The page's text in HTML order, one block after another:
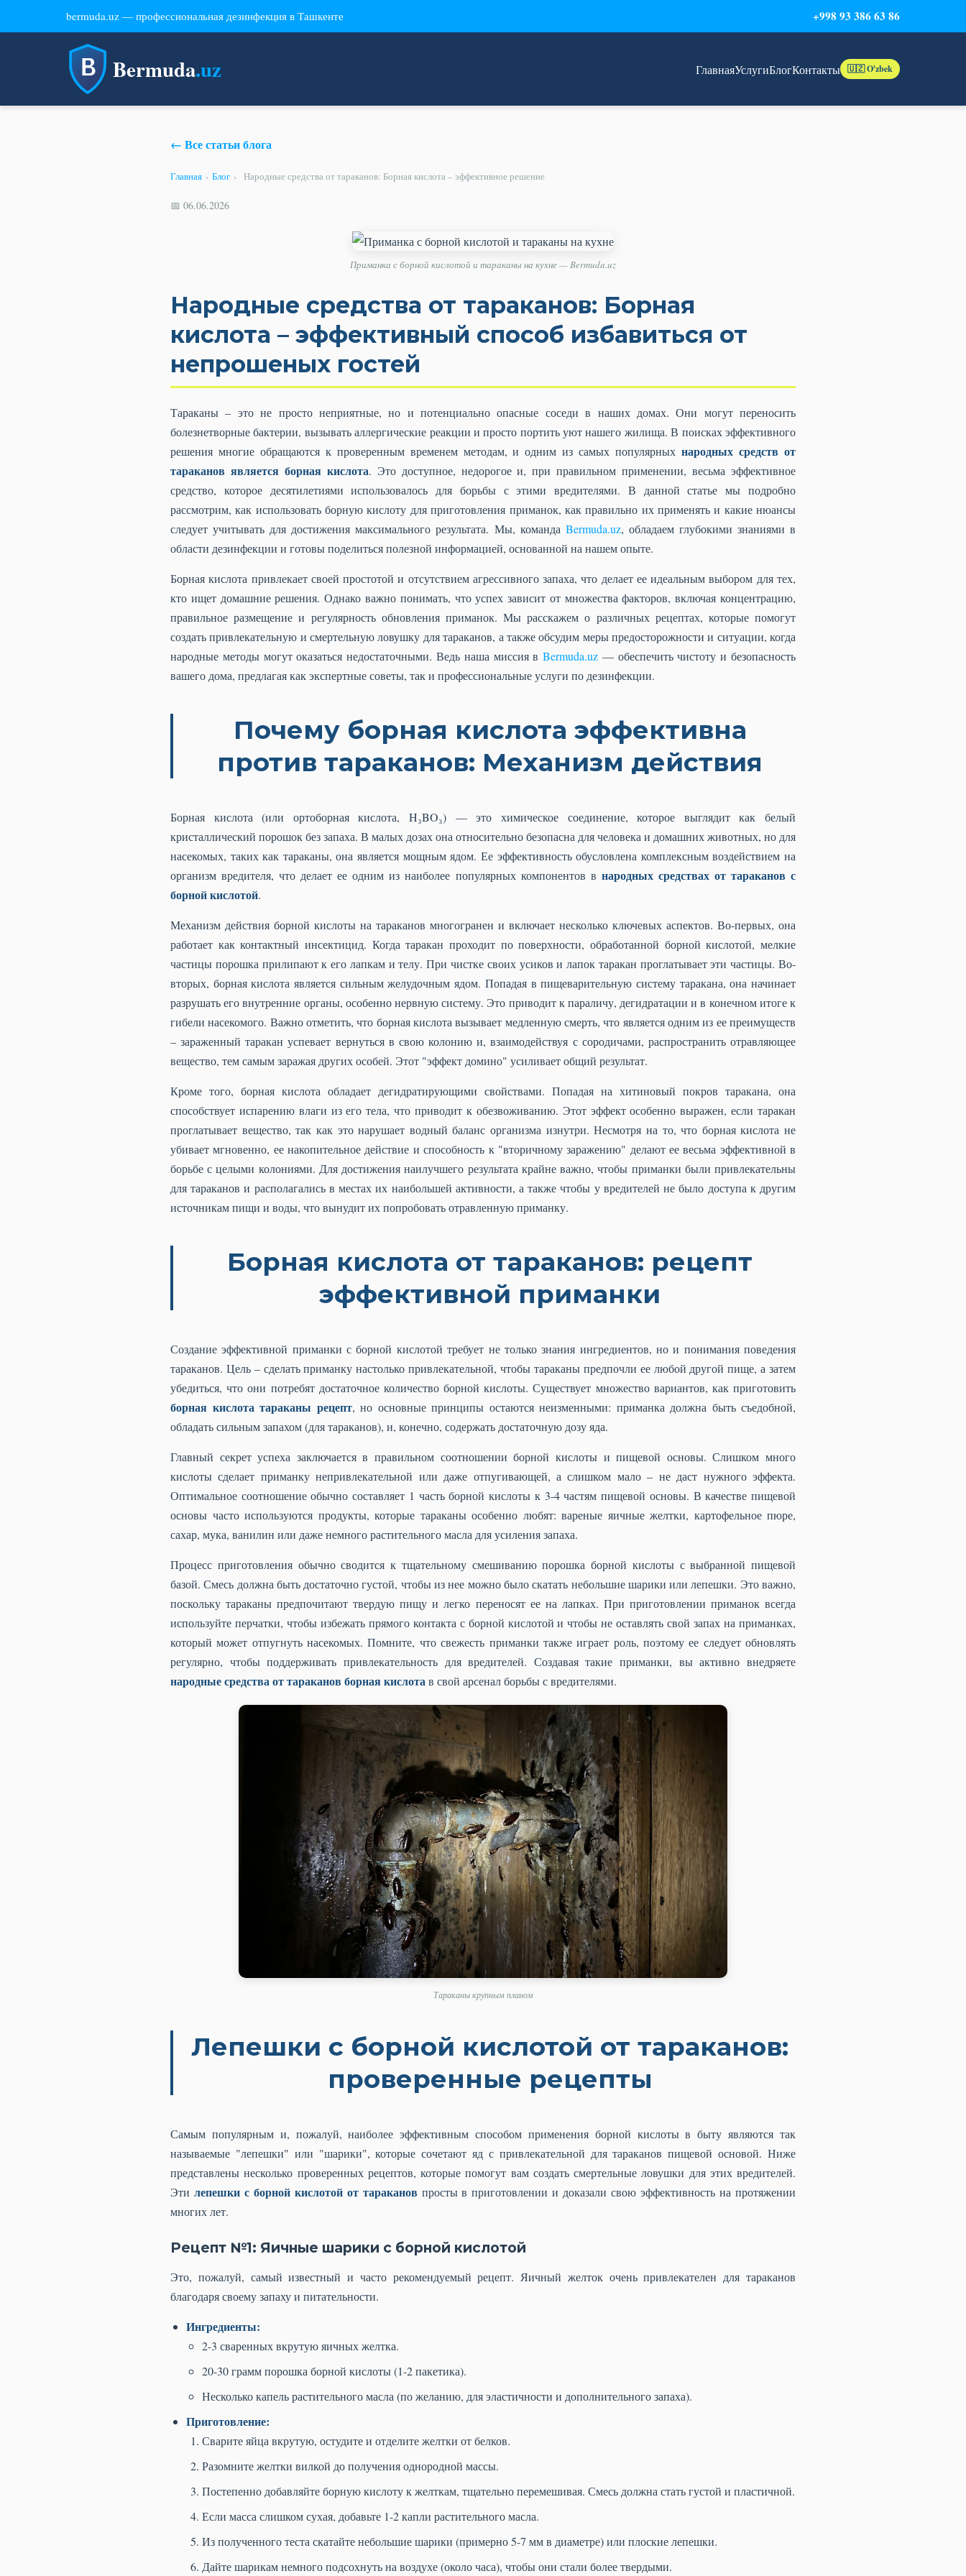
bermuda.uz — профессиональная дезинфекция в Ташкенте +998 93 386 63 86
Bermuda.uz ГлавнаяУслугиБлогКонтакты 🇺🇿 O'zbek
← Все статьи блога
Главная › Блог › Народные средства от тараканов: Борная кислота – эффективное решение
📅 06.06.2026
Приманка с борной кислотой и тараканы на кухне — Bermuda.uz
Народные средства от тараканов: Борная
кислота – эффективный способ избавиться от
непрошеных гостей
Тараканы – это не просто неприятные, но и потенциально опасные соседи в наших домах. Они могут переносить
болезнетворные бактерии, вызывать аллергические реакции и просто портить уют нашего жилища. В поисках эффективного
решения многие обращаются к проверенным временем методам, и одним из самых популярныхнародных средств от
тараканов является борная кислота. Это доступное, недорогое и, при правильном применении, весьма эффективное
средство, которое десятилетиями использовалось для борьбы с этими вредителями. В данной статье мы подробно
рассмотрим, как использовать борную кислоту для приготовления приманок, как правильно их применять и какие нюансы
следует учитывать для достижения максимального результата. Мы, команда Bermuda.uz, обладаем глубокими знаниями в
области дезинфекции и готовы поделиться полезной информацией, основанной на нашем опыте.
Борная кислота привлекает своей простотой и отсутствием агрессивного запаха, что делает ее идеальным выбором для тех,
кто ищет домашние решения. Однако важно понимать, что успех зависит от множества факторов, включая концентрацию,
правильное размещение и регулярность обновления приманок. Мы расскажем о различных рецептах, которые помогут
создать привлекательную и смертельную ловушку для тараканов, а также обсудим меры предосторожности и ситуации, когда
народные методы могут оказаться недостаточными. Ведь наша миссия вBermuda.uz — обеспечить чистоту и безопасность
вашего дома, предлагая как экспертные советы, так и профессиональные услуги по дезинфекции.
Почему борная кислота эффективна
против тараканов: Механизм действия
Борная кислота (или ортоборная кислота, H₃BO₃) — это химическое соединение, которое выглядит как белый
кристаллический порошок без запаха. В малых дозах она относительно безопасна для человека и домашних животных, но для
насекомых, таких как тараканы, она является мощным ядом. Ее эффективность обусловлена комплексным воздействием на
организм вредителя, что делает ее одним из наиболее популярных компонентов в народных средствах от тараканов с
борной кислотой.
Механизм действия борной кислоты на тараканов многогранен и включает несколько ключевых аспектов. Во-первых, она
работает как контактный инсектицид. Когда таракан проходит по поверхности, обработанной борной кислотой, мелкие
частицы порошка прилипают к его лапкам и телу. При чистке своих усиков и лапок таракан проглатывает эти частицы. Во-
вторых, борная кислота является сильным желудочным ядом. Попадая в пищеварительную систему таракана, она начинает
разрушать его внутренние органы, особенно нервную систему. Это приводит к параличу, дегидратации и в конечном итоге к
гибели насекомого. Важно отметить, что борная кислота вызывает медленную смерть, что является одним из ее преимуществ
– зараженный таракан успевает вернуться в свою колонию и, взаимодействуя с сородичами, распространить отравляющее
вещество, тем самым заражая других особей. Этот "эффект домино" усиливает общий результат.
Кроме того, борная кислота обладает дегидратирующими свойствами. Попадая на хитиновый покров таракана, она
способствует испарению влаги из его тела, что приводит к обезвоживанию. Этот эффект особенно выражен, если таракан
проглатывает вещество, так как это нарушает водный баланс организма изнутри. Несмотря на то, что борная кислота не
убивает мгновенно, ее накопительное действие и способность к "вторичному заражению" делают ее весьма эффективной в
борьбе с целыми колониями. Для достижения наилучшего результата крайне важно, чтобы приманки были привлекательны
для тараканов и располагались в местах их наибольшей активности, а также чтобы у вредителей не было доступа к другим
источникам пищи и воды, что вынудит их попробовать отравленную приманку.
Борная кислота от тараканов: рецепт
эффективной приманки
Создание эффективной приманки с борной кислотой требует не только знания ингредиентов, но и понимания поведения
тараканов. Цель – сделать приманку настолько привлекательной, чтобы тараканы предпочли ее любой другой пище, а затем
убедиться, что они потребят достаточное количество борной кислоты. Существует множество вариантов, как приготовить
борная кислота тараканы рецепт, но основные принципы остаются неизменными: приманка должна быть съедобной,
обладать сильным запахом (для тараканов), и, конечно, содержать достаточную дозу яда.
Главный секрет успеха заключается в правильном соотношении борной кислоты и пищевой основы. Слишком много
кислоты сделает приманку непривлекательной или даже отпугивающей, а слишком мало – не даст нужного эффекта.
Оптимальное соотношение обычно составляет 1 часть борной кислоты к 3-4 частям пищевой основы. В качестве пищевой
основы часто используются продукты, которые тараканы особенно любят: вареные яичные желтки, картофельное пюре,
сахар, мука, ванилин или даже немного растительного масла для усиления запаха.
Процесс приготовления обычно сводится к тщательному смешиванию порошка борной кислоты с выбранной пищевой
базой. Смесь должна быть достаточно густой, чтобы из нее можно было скатать небольшие шарики или лепешки. Это важно,
поскольку тараканы предпочитают твердую пищу и легко переносят ее на лапках. При приготовлении приманок всегда
используйте перчатки, чтобы избежать прямого контакта с борной кислотой и чтобы не оставлять свой запах на приманках,
который может отпугнуть насекомых. Помните, что свежесть приманки также играет роль, поэтому ее следует обновлять
регулярно, чтобы поддерживать привлекательность для вредителей. Создавая такие приманки, вы активно внедряете
народные средства от тараканов борная кислотав свой арсенал борьбы с вредителями.
Тараканы крупным планом
Лепешки с борной кислотой от тараканов:
проверенные рецепты
Самым популярным и, пожалуй, наиболее эффективным способом применения борной кислоты в быту являются так
называемые "лепешки" или "шарики", которые сочетают яд с привлекательной для тараканов пищевой основой. Ниже
представлены несколько проверенных рецептов, которые помогут вам создать смертельные ловушки для этих вредителей.
Эти лепешки с борной кислотой от тараканов просты в приготовлении и доказали свою эффективность на протяжении
многих лет.
Рецепт №1: Яичные шарики с борной кислотой
Это, пожалуй, самый известный и часто рекомендуемый рецепт. Яичный желток очень привлекателен для тараканов
благодаря своему запаху и питательности.
Ингредиенты:
2-3 сваренных вкрутую яичных желтка.
20-30 грамм порошка борной кислоты (1-2 пакетика).
Несколько капель растительного масла (по желанию, для эластичности и дополнительного запаха).
Приготовление:
Сварите яйца вкрутую, остудите и отделите желтки от белков.
Разомните желтки вилкой до получения однородной массы.
Постепенно добавляйте борную кислоту к желткам, тщательно перемешивая. Смесь должна стать густой и пластичной.
Если масса слишком сухая, добавьте 1-2 капли растительного масла.
Из полученного теста скатайте небольшие шарики (примерно 5-7 мм в диаметре) или плоские лепешки.
Дайте шарикам немного подсохнуть на воздухе (около часа), чтобы они стали более твердыми.